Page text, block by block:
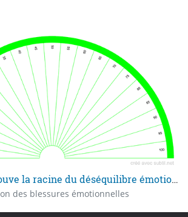
À quel age se trouve la racine du déséquilibre émotionnel
des blessures émotionnelles